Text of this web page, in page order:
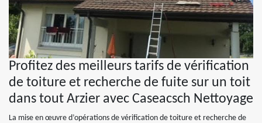
Profitez des meilleurs tarifs de vérification
de toiture et recherche de fuite sur un toit
dans tout Arzier avec Caseacsch Nettoyage
La mise en œuvre d’opérations de vérification de toiture et recherche de